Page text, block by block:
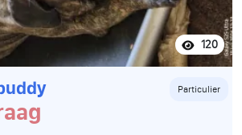
120
Particulier